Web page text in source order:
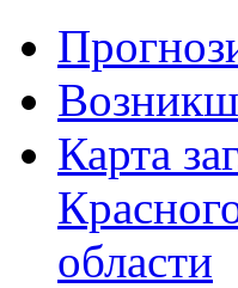
Карта
области